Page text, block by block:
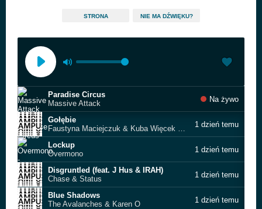
STRONA NIE MA DŹWIĘKU?
Paradise Circus
Massive Attack
Na żywo
Gołębie
Faustyna Maciejczuk & Kuba Więcek & Pezet
1 dzień temu
Lockup
Overmono
1 dzień temu
Disgruntled (feat. J Hus & IRAH)
Chase & Status
1 dzień temu
Blue Shadows
The Avalanches & Karen O
1 dzień temu